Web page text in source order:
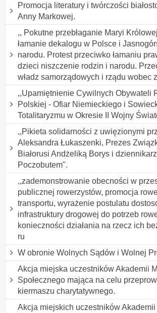
Promocja literatury i twórczości
Anny Markowej.
,, Pokutne przebłaganie Maryi
łamanie dekalogu w Polsce i
narodu. Protest przeciwko łamaniu
dzieci niszczenie rodzin i narodu.
władz samorządowych i rządu wobec
,,Upamiętnienie Cywilnych Obywateli
Polskiej - Ofiar Niemieckiego i
Totalitaryzmu w Okresie II Wojny
,,Pikieta solidarności z uwięzionymi
Aleksandra Łukaszenki, Prezes
Białorusi Andżeliką Borys i
Poczobutem".
,,zademonstrowanie obecności w
publicznej rowerzystów, promocja
transportu, wyrażenie postulatu
infrastruktury drogowej do potrzeb
konieczności działania na rzecz ich
ru
W obronie Wolnych Sądów i Wolnej
Akcja miejska uczestników Akademii
Społecznego mająca na celu
kiermaszu charytatywnego.
Akcja miejskich uczestników Akademii